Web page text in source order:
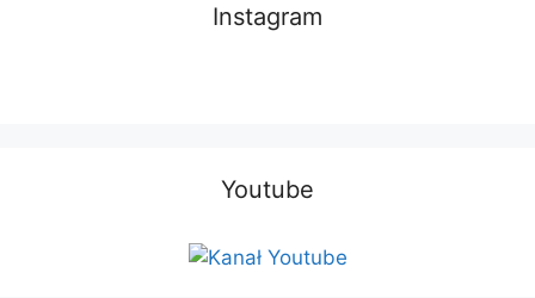
Instagram
Youtube